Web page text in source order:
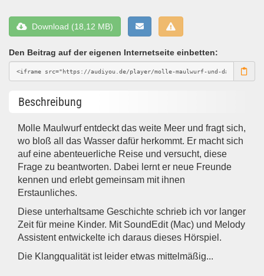
Download (18,12 MB)
Den Beitrag auf der eigenen Internetseite einbetten:
Beschreibung
Molle Maulwurf entdeckt das weite Meer und fragt sich,
wo bloß all das Wasser dafür herkommt. Er macht sich
auf eine abenteuerliche Reise und versucht, diese
Frage zu beantworten. Dabei lernt er neue Freunde
kennen und erlebt gemeinsam mit ihnen
Erstaunliches.
Diese unterhaltsame Geschichte schrieb ich vor langer
Zeit für meine Kinder. Mit SoundEdit (Mac) und Melody
Assistent entwickelte ich daraus dieses Hörspiel.
Die Klangqualität ist leider etwas mittelmäßig...